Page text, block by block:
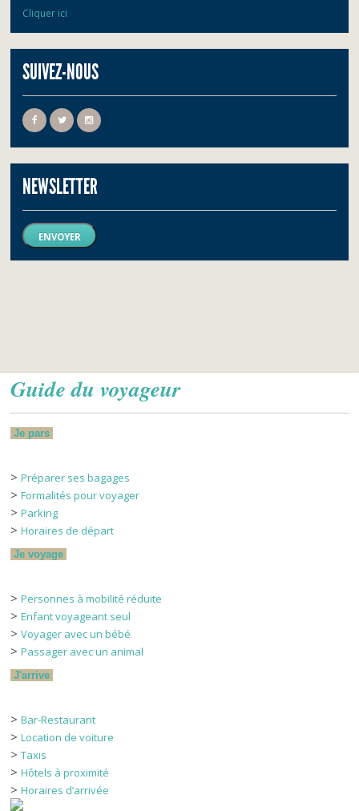
Cliquer ici
SUIVEZ-NOUS
NEWSLETTER
ENVOYER
Guide du voyageur
Je pars
>Préparer ses bagages
>Formalités pour voyager
>Parking
>Horaires de départ
Je voyage
>Personnes à mobilité réduite
>Enfant voyageant seul
>Voyager avec un bébé
>Passager avec un animal
J'arrive
>Bar-Restaurant
>Location de voiture
>Taxis
>Hôtels à proximité
>Horaires d’arrivée